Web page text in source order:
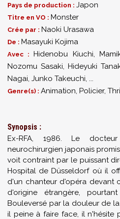
Pays de production : Japon
Titre en VO : Monster
Crée par : Naoki Urasawa
De : Masayuki Kojima
Avec : Hidenobu Kiuchi,
Nozomu Sasaki, Hideyuki
Nagai, Junko Takeuchi, ...
Genre(s) : Animation, Policier,
Synopsis :
Ex-RFA, 1986. Le
neurochirurgien japonais
voit contraint par le puissant
Hospital de Düsseldorf où il
d'un chanteur d'opéra devant
d'origine étrangère,
Bouleversé par la douleur de
il peine à faire face, il n'hésite